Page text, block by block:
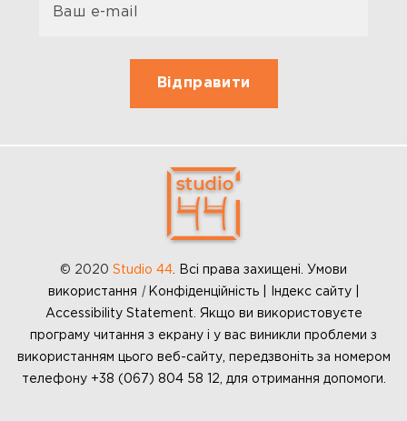
© 2020 Studio 44
Всі права захищені. Умови
використання | Конфіденційність | Індекс сайту |
Accessibility Statement. Якщо ви використовуєте
програму читання з екрану і у вас виникли проблеми з
використанням цього веб-сайту, передзвоніть за номером
телефону +38 (067) 804 58 12, для отримання допомоги.